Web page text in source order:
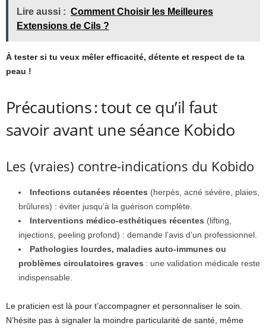
Lire aussi : Comment Choisir les Meilleures
Extensions de Cils ?
À tester si tu veux mêler efficacité, détente et respect de ta
peau !
Précautions : tout ce qu’il faut
savoir avant une séance Kobido
Les (vraies) contre-indications du Kobido
Infections cutanées récentes (herpès, acné sévère, plaies,
brûlures) : éviter jusqu’à la guérison complète.
Interventions médico-esthétiques récentes (lifting,
injections, peeling profond) : demande l’avis d’un professionnel.
Pathologies lourdes, maladies auto-immunes ou
problèmes circulatoires graves : une validation médicale reste
indispensable.
Le praticien est là pour t’accompagner et personnaliser le soin.
N’hésite pas à signaler la moindre particularité de santé, même